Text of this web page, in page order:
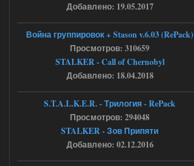
STCoP WP 3.4
Доступно только для пользователей
Ответить ➤
04.08.2026
Объединенный Пак 2 + OGSR +
STCoP WP 3.4
Добавлено: 19.05.2017
Война группировок + Stason v.6.03 (RePack)
Просмотров: 310659
STALKER - Call of Chernobyl
Добавлено: 18.04.2018
S.T.A.L.K.E.R. - Трилогия - RePack
Просмотров: 294048
STALKER - Зов Припяти
Добавлено: 02.12.2016